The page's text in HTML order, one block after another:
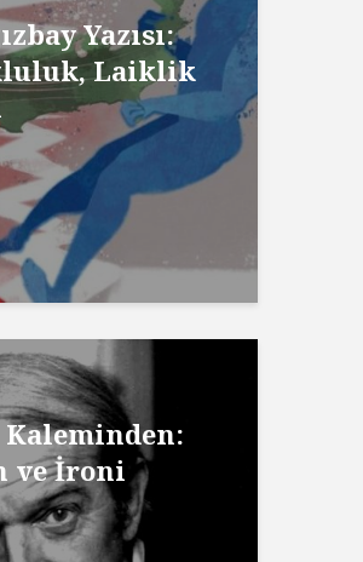
Yazısı:
Laiklik
Kaleminden:
ve İroni